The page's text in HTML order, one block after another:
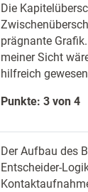
Die
prägnante
meiner Sicht
hilfreich
Punkte: 3 von 4
Der Aufbau des
Entscheider-